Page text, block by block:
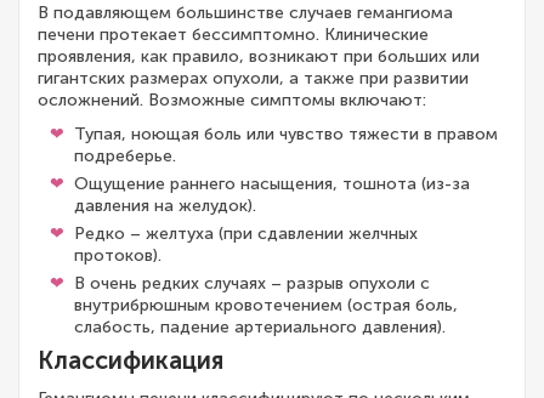
В подавляющем большинстве случаев гемангиома
печени протекает бессимптомно. Клинические
проявления, как правило, возникают при больших или
гигантских размерах опухоли, а также при развитии
осложнений. Возможные симптомы включают:
Тупая, ноющая боль или чувство тяжести в правом
подреберье.
Ощущение раннего насыщения, тошнота (из-за
давления на желудок).
Редко – желтуха (при сдавлении желчных
протоков).
В очень редких случаях – разрыв опухоли с
внутрибрюшным кровотечением (острая боль,
слабость, падение артериального давления).
Классификация